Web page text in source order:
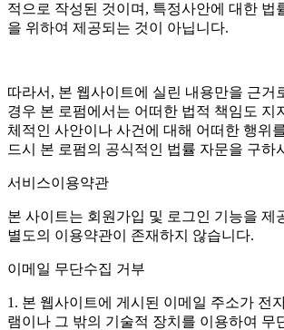
적으로 작성된 것이며 , 특정사안에 대한 법
을 위하여 제공되는 것이 아닙니다.
따라서 , 본 웹사이트에 실린 내용만을 근거
경우 본 로펌에서는 어떠한 법적 책임도 지
체적인 사안이나 사건에 대해 어떠한 행위
드시 본 로펌의 공식적인 법률 자문을 구하
서비스이용약관
본 사이트는 회원가입 및 로그인 기능을 제
별도의 이용약관이 존재하지 않습니다.
이메일 무단수집 거부
1. 본 웹사이트에 게시된 이메일 주소가 전
램이나 그 밖의 기술적 장치를 이용하여 무